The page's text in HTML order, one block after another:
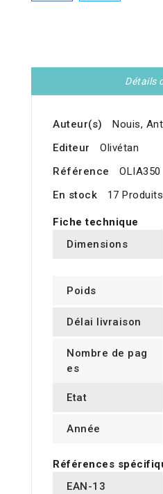
Détails
Auteur(s)
Nouis,
Editeur
Olivétan
Référence
OLIA350
En stock
17 Produits
Fiche technique
Dimensions
Poids
Délai livraison
Nombre de pag
es
Etat
Année
Références
EAN-13